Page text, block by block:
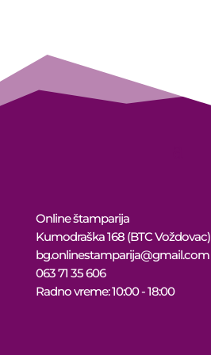
Online štamparija
Kumodraška 168 (BTC Voždovac)
bg.onlinestamparija@gmail.com
063 71 35 606
Radno vreme: 10:00 - 18:00